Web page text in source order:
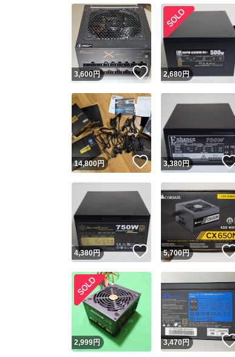
3,600円 いいね！
2,680円
14,800円 いいね！
3,380円
4,380円 いいね！
5,700円
2,999円 3,470円